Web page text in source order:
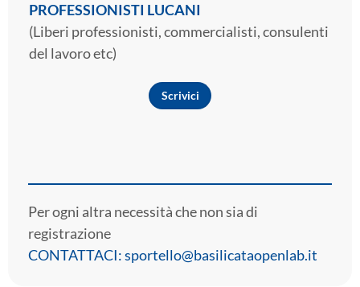
PROFESSIONISTI LUCANI
(Liberi professionisti, commercialisti, consulenti
del lavoro etc)
Scrivici
Per ogni altra necessità che non sia di
registrazione
CONTATTACI: sportello@basilicataopenlab.it